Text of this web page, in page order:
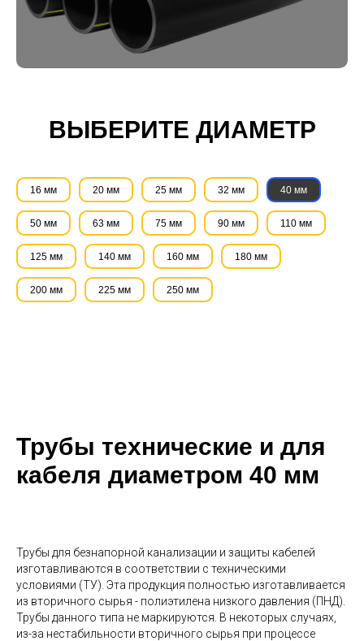
ВЫБЕРИТЕ ДИАМЕТР
16 мм 20 мм 25 мм 32 мм 40 мм
50 мм 63 мм 75 мм 90 мм 110 мм
125 мм 140 мм 160 мм 180 мм
200 мм 225 мм 250 мм
Трубы технические и для
кабеля диаметром 40 мм
Трубы для безнапорной канализации и защиты кабелей
изготавливаются в соответствии с техническими
условиями (ТУ). Эта продукция полностью изготавливается
из вторичного сырья - полиэтилена низкого давления (ПНД).
Трубы данного типа не маркируются. В некоторых случаях,
из-за нестабильности вторичного сырья при процессе